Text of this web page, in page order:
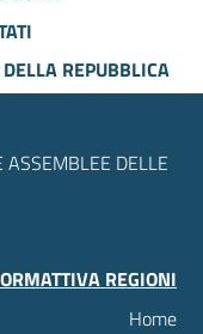
REPUBBLICA
ASSEMBLEE DELLE
REGIONI
Home